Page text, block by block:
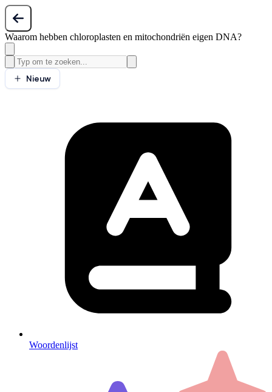
Waarom hebben chloroplasten en mitochondriën eigen DNA?
Nieuw
Woordenlijst